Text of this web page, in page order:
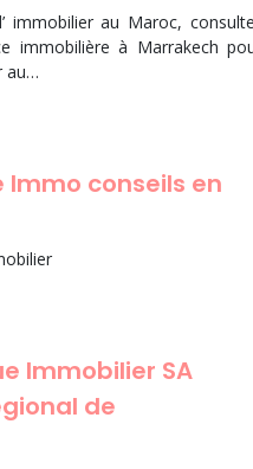
immobilier au Maroc,
immobilière à Marrakech
au…
Immo conseils en
Immobilier SA
de